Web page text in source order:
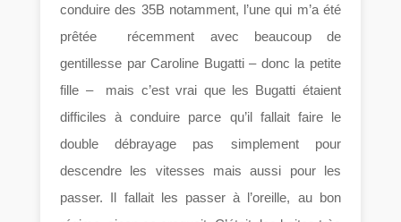
conduire des 35B notamment, l’une qui m’a été
prêtée récemment avec beaucoup de
gentillesse par Caroline Bugatti – donc la petite
fille – mais c’est vrai que les Bugatti étaient
difficiles à conduire parce qu’il fallait faire le
double débrayage pas simplement pour
descendre les vitesses mais aussi pour les
passer. Il fallait les passer à l’oreille, au bon